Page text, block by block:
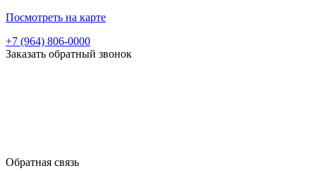
Посмотреть на карте
+7 (964) 806-0000
Заказать обратный звонок
Обратная связь